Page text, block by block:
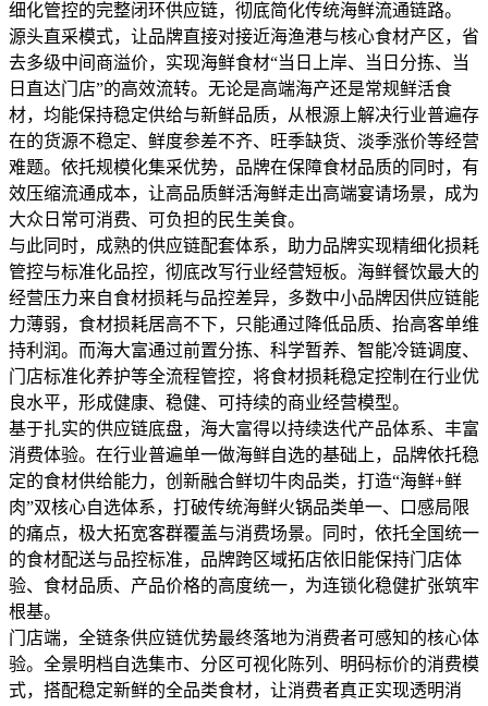
细化管控的完整闭环供应链，彻底简化传统海鲜流通链路。
源头直采模式，让品牌直接对接近海渔港与核心食材产区，省
去多级中间商溢价，实现海鲜食材“当日上岸、当日分拣、当
日直达门店”的高效流转。无论是高端海产还是常规鲜活食
材，均能保持稳定供给与新鲜品质，从根源上解决行业普遍存
在的货源不稳定、鲜度参差不齐、旺季缺货、淡季涨价等经营
难题。依托规模化集采优势，品牌在保障食材品质的同时，有
效压缩流通成本，让高品质鲜活海鲜走出高端宴请场景，成为
大众日常可消费、可负担的民生美食。
与此同时，成熟的供应链配套体系，助力品牌实现精细化损耗
管控与标准化品控，彻底改写行业经营短板。海鲜餐饮最大的
经营压力来自食材损耗与品控差异，多数中小品牌因供应链能
力薄弱，食材损耗居高不下，只能通过降低品质、抬高客单维
持利润。而海大富通过前置分拣、科学暂养、智能冷链调度、
门店标准化养护等全流程管控，将食材损耗稳定控制在行业优
良水平，形成健康、稳健、可持续的商业经营模型。
基于扎实的供应链底盘，海大富得以持续迭代产品体系、丰富
消费体验。在行业普遍单一做海鲜自选的基础上，品牌依托稳
定的食材供给能力，创新融合鲜切牛肉品类，打造“海鲜+鲜
肉”双核心自选体系，打破传统海鲜火锅品类单一、口感局限
的痛点，极大拓宽客群覆盖与消费场景。同时，依托全国统一
的食材配送与品控标准，品牌跨区域拓店依旧能保持门店体
验、食材品质、产品价格的高度统一，为连锁化稳健扩张筑牢
根基。
门店端，全链条供应链优势最终落地为消费者可感知的核心体
验。全景明档自选集市、分区可视化陈列、明码标价的消费模
式，搭配稳定新鲜的全品类食材，让消费者真正实现透明消